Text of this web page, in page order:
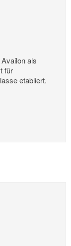
als
für
etabliert.